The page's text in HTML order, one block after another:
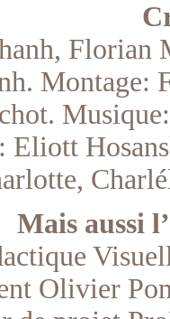
Florian
Montage:
Eliott
Mais aussi
Olivier